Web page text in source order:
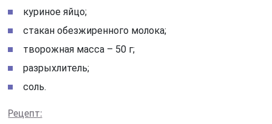
куриное яйцо;
стакан обезжиренного молока;
творожная масса – 50 г;
разрыхлитель;
соль.
Рецепт: